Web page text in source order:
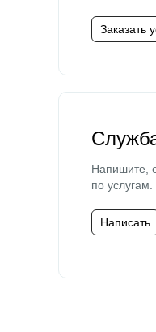
Заказать
Напишите,
по услугам.
Написать